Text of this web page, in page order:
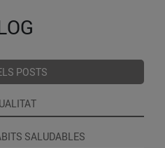
POSTS
SALUDABLES